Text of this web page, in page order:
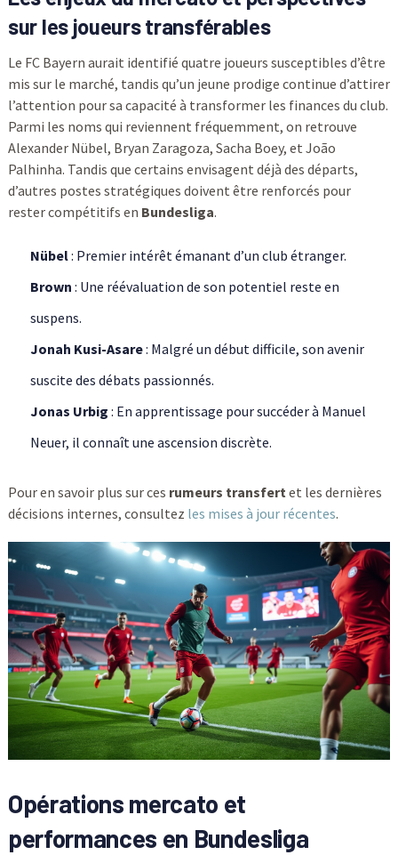
sur les joueurs transférables
Le FC Bayern aurait identifié quatre joueurs susceptibles d’être
mis sur le marché, tandis qu’un jeune prodige continue d’attirer
l’attention pour sa capacité à transformer les finances du club.
Parmi les noms qui reviennent fréquemment, on retrouve
Alexander Nübel, Bryan Zaragoza, Sacha Boey, et João
Palhinha. Tandis que certains envisagent déjà des départs,
d’autres postes stratégiques doivent être renforcés pour
rester compétitifs en Bundesliga.
Nübel: Premier intérêt émanant d’un club étranger.
Brown : Une réévaluation de son potentiel reste en
suspens.
Jonah Kusi-Asare: Malgré un début difficile, son avenir
suscite des débats passionnés.
Jonas Urbig : En apprentissage pour succéder à Manuel
Neuer, il connaît une ascension discrète.
Pour en savoir plus sur ces rumeurs transfert et les dernières
décisions internes, consultez les mises à jour récentes.
Opérations mercato et
performances en Bundesliga